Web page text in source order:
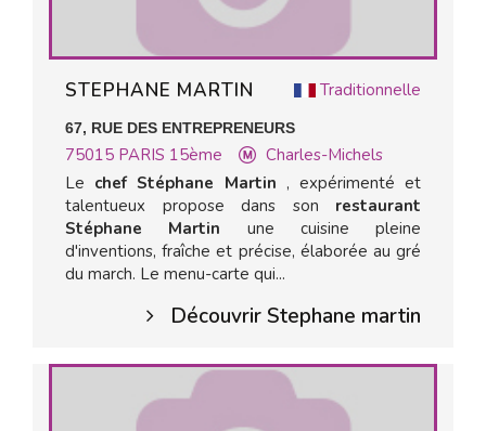
Traditionnelle
STEPHANE MARTIN
67, RUE DES ENTREPRENEURS
75015 PARIS 15ème
Charles-Michels
Le chef Stéphane Martin , expérimenté et
talentueux propose dans son restaurant
Stéphane Martin une cuisine pleine
d'inventions, fraîche et précise, élaborée au gré
du march. Le menu-carte qui...
Découvrir Stephane martin